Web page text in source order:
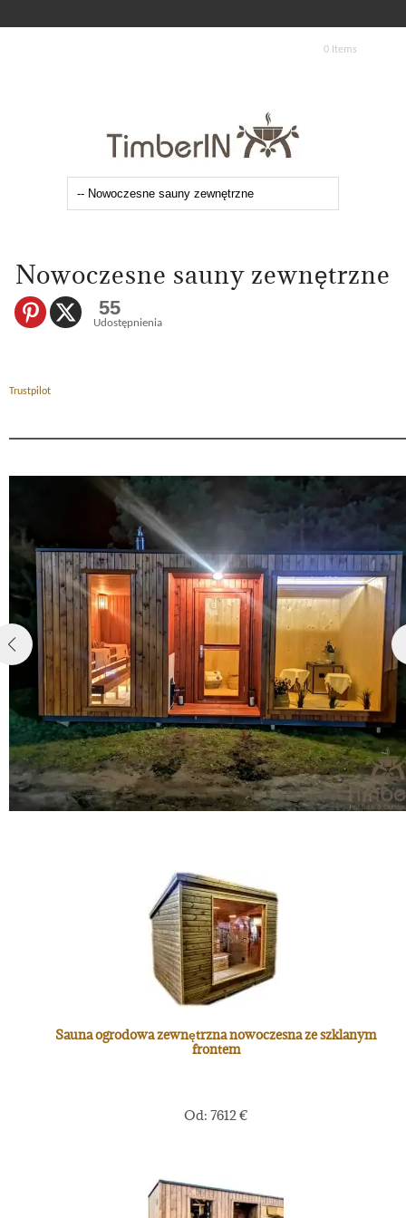
0 Items
Nowoczesne sauny zewnętrzne
55
Udostępnienia
Trustpilot
Sauna ogrodowa zewnętrzna nowoczesna ze szklanym
frontem
Od: 7612€